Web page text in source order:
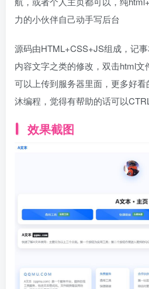
力的小伙伴自己动手写后台
源码由HTML+CSS+JS组成，记
内容文字之类的修改，双击html
可以上传到服务器里面，更多好
沐编程，觉得有帮助的话可以
效果截图